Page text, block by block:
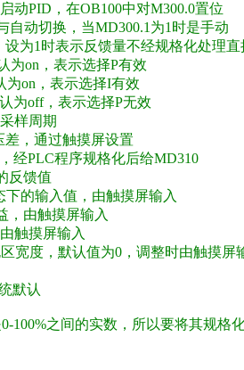
动PID，在OB100中对M300.0置位
自动切换，当MD300.1为1时是手动
设为1时表示反馈量不经规格化处理
为on，表示选择P有效
为on，表示选择I有效
为off，表示选择P无效
样周期
差，通过触摸屏设置
经PLC程序规格化后给MD310
反馈值
的输入值，由触摸屏输入
，由触摸屏输入
触摸屏输入
宽度，默认值为0，调整时由触摸屏
默认
100%之间的实数，所以要将其规格